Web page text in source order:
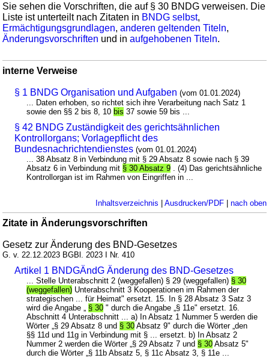
Sie sehen die Vorschriften, die auf § 30 BNDG verweisen. Die
Liste ist unterteilt nach Zitaten in BNDG selbst,
Ermächtigungsgrundlagen,anderen geltenden Titeln,
Änderungsvorschriften und inaufgehobenen Titeln.
interne Verweise
§ 1 BNDG Organisation und Aufgaben (vom 01.01.2024)
... Daten erhoben, so richtet sich ihre Verarbeitung nach Satz 1
sowie den §§ 2 bis 8, 10bis 37 sowie 59 bis ...
§ 42 BNDG Zuständigkeit des gerichtsähnlichen
Kontrollorgans; Vorlagepflicht des
Bundesnachrichtendienstes (vom 01.01.2024)
... 38 Absatz 8 in Verbindung mit § 29 Absatz 8 sowie nach § 39
Absatz 6 in Verbindung mit § 30 Absatz 9 . (4) Das gerichtsähnliche
Kontrollorgan ist im Rahmen von Eingriffen in ...
Inhaltsverzeichnis | Ausdrucken/PDF| nach oben
Zitate in Änderungsvorschriften
Gesetz zur Änderung des BND-Gesetzes
G. v. 22.12.2023 BGBl. 2023 I Nr. 410
Artikel 1 BNDGÄndG Änderung des BND-Gesetzes
... Stelle Unterabschnitt 2 (weggefallen) § 29 (weggefallen) § 30
(weggefallen) Unterabschnitt 3 Kooperationen im Rahmen der
strategischen ... für Heimat" ersetzt. 15. In § 28 Absatz 3 Satz 3
wird die Angabe „ § 30 " durch die Angabe „§ 11e" ersetzt. 16.
Abschnitt 4 Unterabschnitt ... a) In Absatz 1 Nummer 5 werden die
Wörter „§ 29 Absatz 8 und § 30 Absatz 9" durch die Wörter „den
§§ 11d und 11g in Verbindung mit § ... ersetzt. b) In Absatz 2
Nummer 2 werden die Wörter „§ 29 Absatz 7 und § 30 Absatz 5"
durch die Wörter „§ 11b Absatz 5, § 11c Absatz 3, § 11e ...